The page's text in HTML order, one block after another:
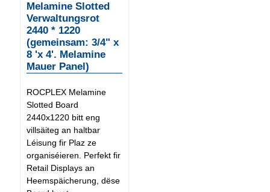
Melamine Slotted
Verwaltungsrot
2440 * 1220
(gemeinsam: 3/4" x
8 'x 4'. Melamine
Mauer Panel)
ROCPLEX Melamine
Slotted Board
2440x1220 bitt eng
villsäiteg an haltbar
Léisung fir Plaz ze
organiséieren. Perfekt fir
Retail Displays an
Heemspäicherung, dëse